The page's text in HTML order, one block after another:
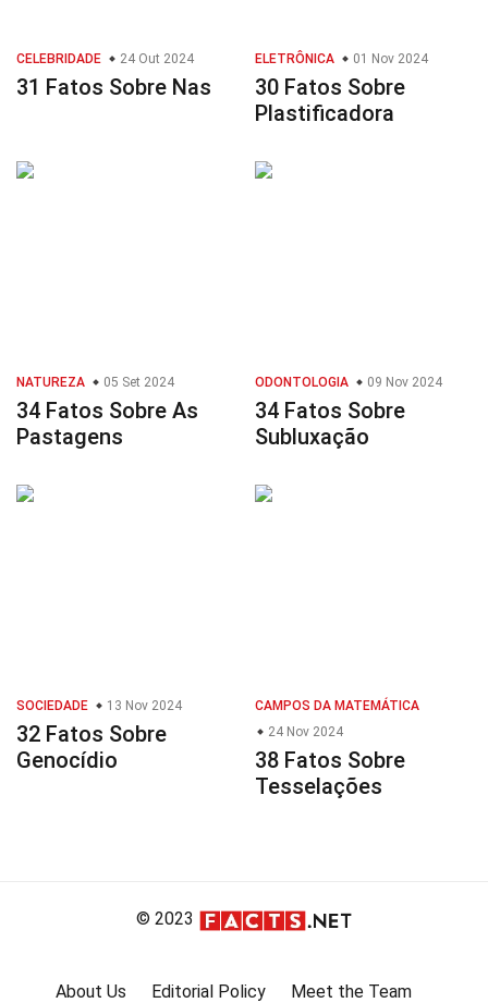
CELEBRIDADE 24 Out 2024
31 Fatos Sobre Nas
ELETRÔNICA 01 Nov 2024
30 Fatos Sobre
Plastificadora
NATUREZA 05 Set 2024
34 Fatos Sobre As
Pastagens
ODONTOLOGIA 09 Nov 2024
34 Fatos Sobre
Subluxação
SOCIEDADE 13 Nov 2024
32 Fatos Sobre
Genocídio
CAMPOS DA MATEMÁTICA
24 Nov 2024
38 Fatos Sobre
Tesselações
© 2023
About Us Editorial Policy
Meet the Team